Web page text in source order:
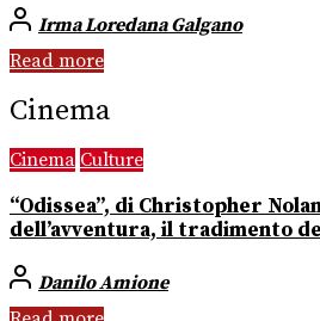
Irma Loredana Galgano
Read more
Cinema
Cinema Culture
“Odissea”, di Christopher
dell’avventura, il tradimento
Danilo Amione